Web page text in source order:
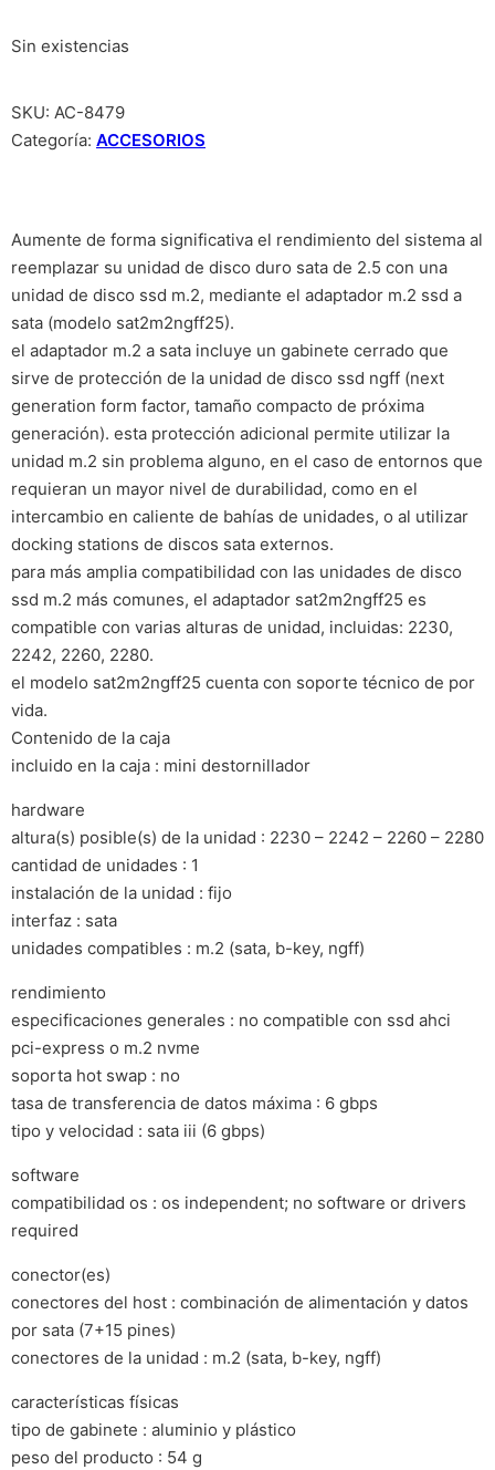
Sin existencias
SKU: AC-8479
Categoría: ACCESORIOS
Aumente de forma significativa el rendimiento del sistema al
reemplazar su unidad de disco duro sata de 2.5 con una
unidad de disco ssd m.2, mediante el adaptador m.2 ssd a
sata (modelo sat2m2ngff25).
el adaptador m.2 a sata incluye un gabinete cerrado que
sirve de protección de la unidad de disco ssd ngff (next
generation form factor, tamaño compacto de próxima
generación). esta protección adicional permite utilizar la
unidad m.2 sin problema alguno, en el caso de entornos que
requieran un mayor nivel de durabilidad, como en el
intercambio en caliente de bahías de unidades, o al utilizar
docking stations de discos sata externos.
para más amplia compatibilidad con las unidades de disco
ssd m.2 más comunes, el adaptador sat2m2ngff25 es
compatible con varias alturas de unidad, incluidas: 2230,
2242, 2260, 2280.
el modelo sat2m2ngff25 cuenta con soporte técnico de por
vida.
Contenido de la caja
incluido en la caja : mini destornillador
hardware
altura(s) posible(s) de la unidad : 2230 – 2242 – 2260 – 2280
cantidad de unidades : 1
instalación de la unidad : fijo
interfaz : sata
unidades compatibles : m.2 (sata, b-key, ngff)
rendimiento
especificaciones generales : no compatible con ssd ahci
pci-express o m.2 nvme
soporta hot swap : no
tasa de transferencia de datos máxima : 6 gbps
tipo y velocidad : sata iii (6 gbps)
software
compatibilidad os : os independent; no software or drivers
required
conector(es)
conectores del host : combinación de alimentación y datos
por sata (7+15 pines)
conectores de la unidad : m.2 (sata, b-key, ngff)
características físicas
tipo de gabinete : aluminio y plástico
peso del producto : 54 g